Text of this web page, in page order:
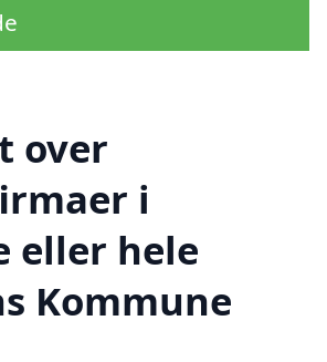
over
i
eller hele
Kommune